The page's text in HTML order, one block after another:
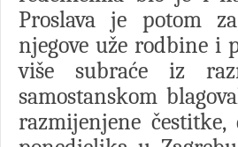
Proslava je potom
njegove uže rodbine i
više subraće iz
samostanskom
razmijenjene